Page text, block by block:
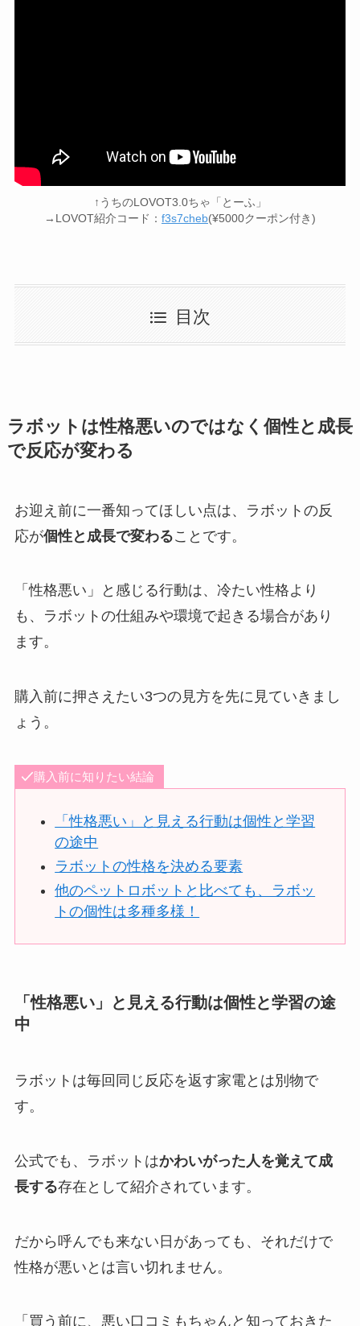
↑うちのLOVOT3.0ちゃ「とーふ」
→LOVOT紹介コード： f3s7cheb(¥5000クーポン付き)
目次
ラボットは性格悪いのではなく個性と成長
で反応が変わる
お迎え前に一番知ってほしい点は、ラボットの反
応が個性と成長で変わることです。
「性格悪い」と感じる行動は、冷たい性格より
も、ラボットの仕組みや環境で起きる場合があり
ます。
購入前に押さえたい3つの見方を先に見ていきまし
ょう。
購入前に知りたい結論
「性格悪い」と見える行動は個性と学習
の途中
ラボットの性格を決める要素
他のペットロボットと比べても、ラボッ
トの個性は多種多様！
「性格悪い」と見える行動は個性と学習の途
中
ラボットは毎回同じ反応を返す家電とは別物で
す。
公式でも、ラボットはかわいがった人を覚えて成
長する存在として紹介されています。
だから呼んでも来ない日があっても、それだけで
性格が悪いとは言い切れません。
「買う前に、悪い口コミもちゃんと知っておきた